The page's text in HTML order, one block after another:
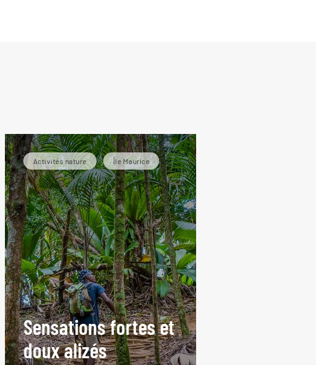
Activités nature Île Maurice
Sensations fortes et
doux alizés